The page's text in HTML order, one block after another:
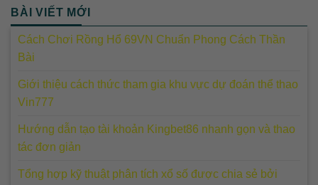
BÀI VIẾT MỚI
Cách Chơi Rồng Hổ 69VN Chuẩn Phong Cách Thần
Bài
Giới thiệu cách thức tham gia khu vực dự đoán thể thao
Vin777
Hướng dẫn tạo tài khoản Kingbet86 nhanh gọn và thao
tác đơn giản
Tổng hợp kỹ thuật phân tích xổ số được chia sẻ bởi